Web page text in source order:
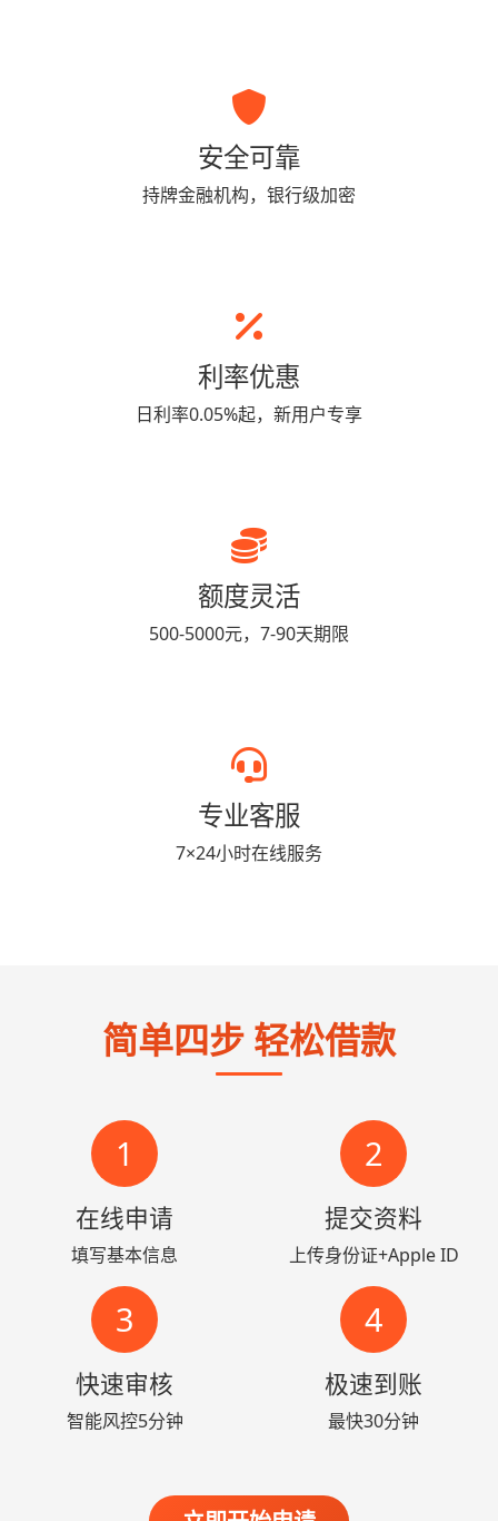
安全可靠
持牌金融机构，银行级加密
利率优惠
日利率0.05%起，新用户专享
额度灵活
500-5000元，7-90天期限
专业客服
7×24小时在线服务
简单四步 轻松借款
1
在线申请
填写基本信息
2
提交资料
上传身份证+Apple ID
3
快速审核
智能风控5分钟
4
极速到账
最快30分钟